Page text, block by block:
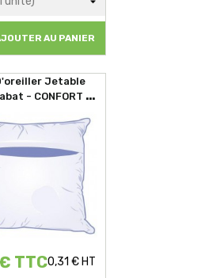
AU PANIER
Jetable
- CONFORT -
TTC0,31 € HT